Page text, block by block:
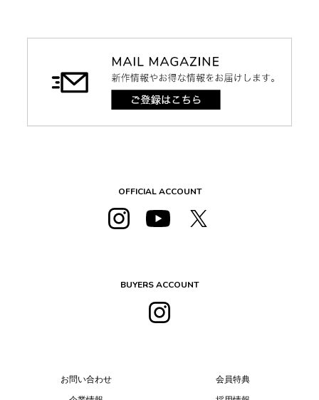
OFFICIAL ACCOUNT
BUYERS ACCOUNT
お問い合わせ 会員特典